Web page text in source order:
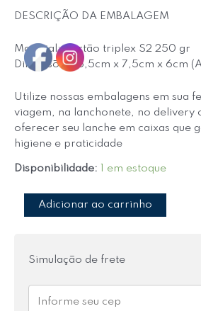
DESCRIÇÃO DA EMBALAGEM
Material: Cartão triplex S2 250 gr
Dimensões: 6,5cm x 7,5cm x 6cm
Utilize nossas embalagens em sua
viagem, na lanchonete, no delivery
oferecer seu lanche em caixas que
higiene e praticidade
Disponibilidade: 1 em estoque
Adicionar ao carrinho
Simulação de frete